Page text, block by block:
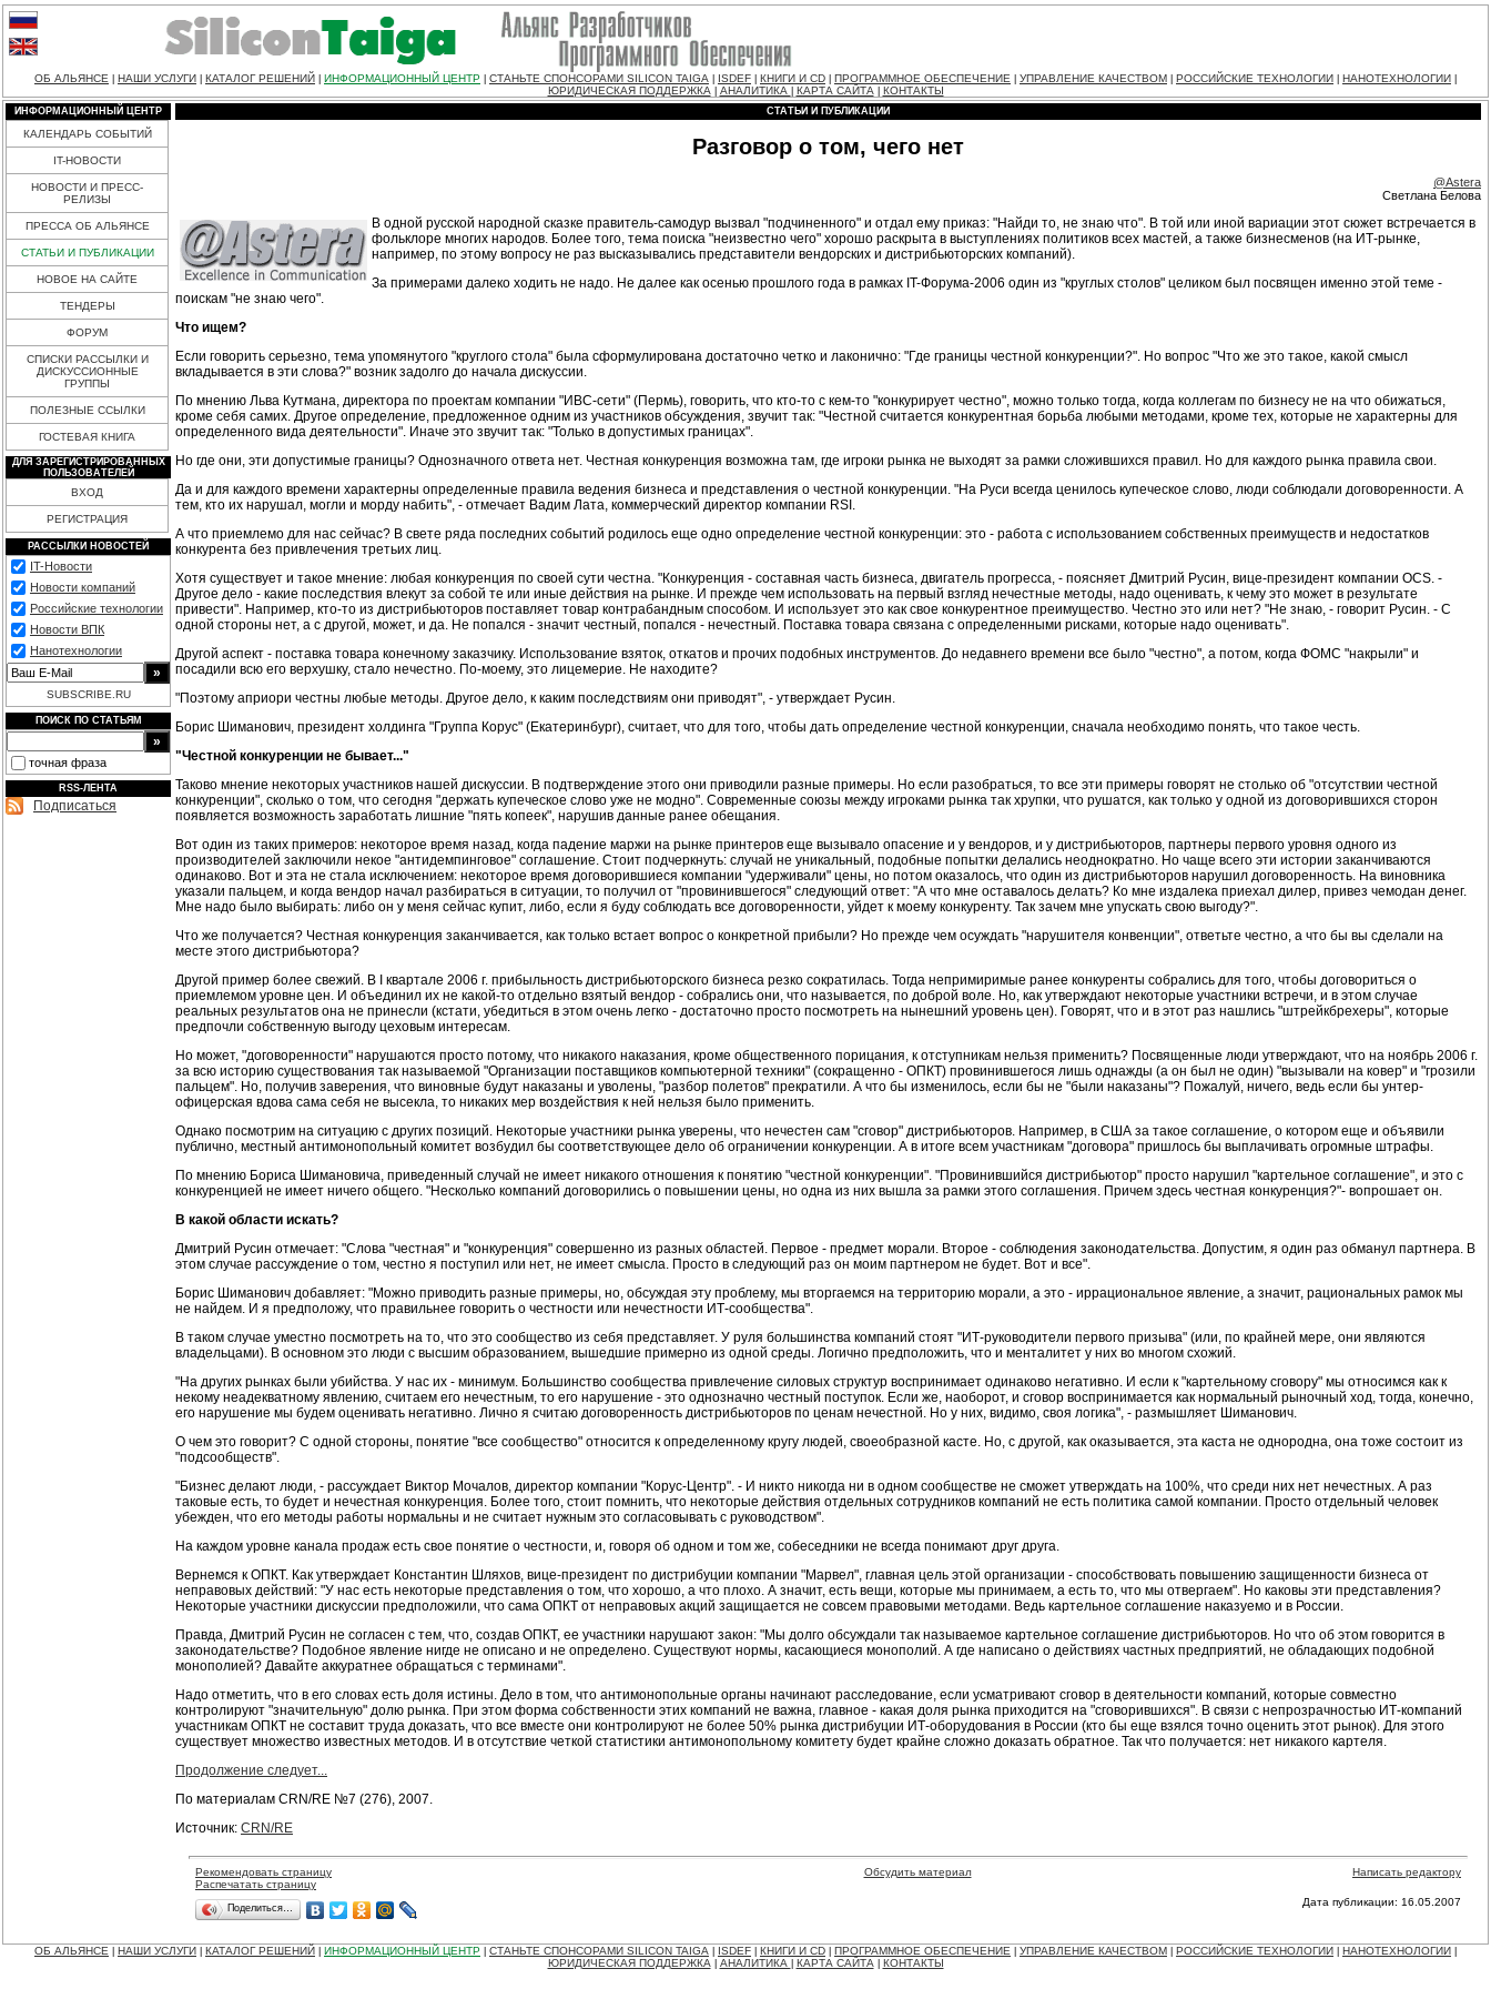
ОБ АЛЬЯНСЕ НАШИ УСЛУГИ КАТАЛОГ РЕШЕНИЙ ИНФОРМАЦИОННЫЙ ЦЕНТР СТАНЬТЕ СПОНСОРАМИ SILICON TAIGA ISDEF КНИГИ И CD ПРОГРАММНОЕ ОБЕСПЕЧЕНИЕ УПРАВЛЕНИЕ КАЧЕСТВОМ РОССИЙСКИЕ ТЕХНОЛОГИИ НАНОТЕХНОЛОГИИ
ЮРИДИЧЕСКАЯ ПОДДЕРЖКА| АНАЛИТИКА КАРТА САЙТА| КОНТАКТЫ
ИНФОРМАЦИОННЫЙ ЦЕНТР
КАЛЕНДАРЬ СОБЫТИЙ
IT-НОВОСТИ
НОВОСТИ И ПРЕСС-
РЕЛИЗЫ
ПРЕССА ОБ АЛЬЯНСЕ
СТАТЬИ И ПУБЛИКАЦИИ
НОВОЕ НА САЙТЕ
ТЕНДЕРЫ
ФОРУМ
СПИСКИ РАССЫЛКИ И
ДИСКУССИОННЫЕ
ГРУППЫ
ПОЛЕЗНЫЕ ССЫЛКИ
ГОСТЕВАЯ КНИГА
ДЛЯ ЗАРЕГИСТРИРОВАННЫХ
ПОЛЬЗОВАТЕЛЕЙ
ВХОД
РЕГИСТРАЦИЯ
РАССЫЛКИ НОВОСТЕЙ
IT-Новости
Новости компаний
Российские технологии
Новости ВПК
Нанотехнологии
SUBSCRIBE.RU
ПОИСК ПО СТАТЬЯМ
точная фраза
RSS-ЛЕНТА
Подписаться
СТАТЬИ И ПУБЛИКАЦИИ
Разговор о том, чего нет
@Astera
Светлана Белова
В одной русской народной сказке правитель-самодур вызвал "подчиненного" и отдал ему приказ: "Найди то, не знаю что". В той или иной вариации этот сюжет встречается в
фольклоре многих народов. Более того, тема поиска "неизвестно чего" хорошо раскрыта в выступлениях политиков всех мастей, а также бизнесменов (на ИТ-рынке,
например, по этому вопросу не раз высказывались представители вендорских и дистрибьюторских компаний).
За примерами далеко ходить не надо. Не далее как осенью прошлого года в рамках IT-Форума-2006 один из "круглых столов" целиком был посвящен именно этой теме -
поискам "не знаю чего".
Что ищем?
Если говорить серьезно, тема упомянутого "круглого стола" была сформулирована достаточно четко и лаконично: "Где границы честной конкуренции?". Но вопрос "Что же это такое, какой смысл
вкладывается в эти слова?" возник задолго до начала дискуссии.
По мнению Льва Кутмана, директора по проектам компании "ИВС-сети" (Пермь), говорить, что кто-то с кем-то "конкурирует честно", можно только тогда, когда коллегам по бизнесу не на что обижаться,
кроме себя самих. Другое определение, предложенное одним из участников обсуждения, звучит так: "Честной считается конкурентная борьба любыми методами, кроме тех, которые не характерны для
определенного вида деятельности". Иначе это звучит так: "Только в допустимых границах".
Но где они, эти допустимые границы? Однозначного ответа нет. Честная конкуренция возможна там, где игроки рынка не выходят за рамки сложившихся правил. Но для каждого рынка правила свои.
Да и для каждого времени характерны определенные правила ведения бизнеса и представления о честной конкуренции. "На Руси всегда ценилось купеческое слово, люди соблюдали договоренности. А
тем, кто их нарушал, могли и морду набить", - отмечает Вадим Лата, коммерческий директор компании RSI.
А что приемлемо для нас сейчас? В свете ряда последних событий родилось еще одно определение честной конкуренции: это - работа с использованием собственных преимуществ и недостатков
конкурента без привлечения третьих лиц.
Хотя существует и такое мнение: любая конкуренция по своей сути честна. "Конкуренция - составная часть бизнеса, двигатель прогресса, - поясняет Дмитрий Русин, вице-президент компании OCS. -
Другое дело - какие последствия влекут за собой те или иные действия на рынке. И прежде чем использовать на первый взгляд нечестные методы, надо оценивать, к чему это может в результате
привести". Например, кто-то из дистрибьюторов поставляет товар контрабандным способом. И использует это как свое конкурентное преимущество. Честно это или нет? "Не знаю, - говорит Русин. - С
одной стороны нет, а с другой, может, и да. Не попался - значит честный, попался - нечестный. Поставка товара связана с определенными рисками, которые надо оценивать".
Другой аспект - поставка товара конечному заказчику. Использование взяток, откатов и прочих подобных инструментов. До недавнего времени все было "честно", а потом, когда ФОМС "накрыли" и
посадили всю его верхушку, стало нечестно. По-моему, это лицемерие. Не находите?
"Поэтому априори честны любые методы. Другое дело, к каким последствиям они приводят", - утверждает Русин.
Борис Шиманович, президент холдинга "Группа Корус" (Екатеринбург), считает, что для того, чтобы дать определение честной конкуренции, сначала необходимо понять, что такое честь.
"Честной конкуренции не бывает..."
Таково мнение некоторых участников нашей дискуссии. В подтверждение этого они приводили разные примеры. Но если разобраться, то все эти примеры говорят не столько об "отсутствии честной
конкуренции", сколько о том, что сегодня "держать купеческое слово уже не модно". Современные союзы между игроками рынка так хрупки, что рушатся, как только у одной из договорившихся сторон
появляется возможность заработать лишние "пять копеек", нарушив данные ранее обещания.
Вот один из таких примеров: некоторое время назад, когда падение маржи на рынке принтеров еще вызывало опасение и у вендоров, и у дистрибьюторов, партнеры первого уровня одного из
производителей заключили некое "антидемпинговое" соглашение. Стоит подчеркнуть: случай не уникальный, подобные попытки делались неоднократно. Но чаще всего эти истории заканчиваются
одинаково. Вот и эта не стала исключением: некоторое время договорившиеся компании "удерживали" цены, но потом оказалось, что один из дистрибьюторов нарушил договоренность. На виновника
указали пальцем, и когда вендор начал разбираться в ситуации, то получил от "провинившегося" следующий ответ: "А что мне оставалось делать? Ко мне издалека приехал дилер, привез чемодан денег.
Мне надо было выбирать: либо он у меня сейчас купит, либо, если я буду соблюдать все договоренности, уйдет к моему конкуренту. Так зачем мне упускать свою выгоду?".
Что же получается? Честная конкуренция заканчивается, как только встает вопрос о конкретной прибыли? Но прежде чем осуждать "нарушителя конвенции", ответьте честно, а что бы вы сделали на
месте этого дистрибьютора?
Другой пример более свежий. В I квартале 2006 г. прибыльность дистрибьюторского бизнеса резко сократилась. Тогда непримиримые ранее конкуренты собрались для того, чтобы договориться о
приемлемом уровне цен. И объединил их не какой-то отдельно взятый вендор - собрались они, что называется, по доброй воле. Но, как утверждают некоторые участники встречи, и в этом случае
реальных результатов она не принесли (кстати, убедиться в этом очень легко - достаточно просто посмотреть на нынешний уровень цен). Говорят, что и в этот раз нашлись "штрейкбрехеры", которые
предпочли собственную выгоду цеховым интересам.
Но может, "договоренности" нарушаются просто потому, что никакого наказания, кроме общественного порицания, к отступникам нельзя применить? Посвященные люди утверждают, что на ноябрь 2006 г.
за всю историю существования так называемой "Организации поставщиков компьютерной техники" (сокращенно - ОПКТ) провинившегося лишь однажды (а он был не один) "вызывали на ковер" и "грозили
пальцем". Но, получив заверения, что виновные будут наказаны и уволены, "разбор полетов" прекратили. А что бы изменилось, если бы не "были наказаны"? Пожалуй, ничего, ведь если бы унтер-
офицерская вдова сама себя не высекла, то никаких мер воздействия к ней нельзя было применить.
Однако посмотрим на ситуацию с других позиций. Некоторые участники рынка уверены, что нечестен сам "сговор" дистрибьюторов. Например, в США за такое соглашение, о котором еще и объявили
публично, местный антимонопольный комитет возбудил бы соответствующее дело об ограничении конкуренции. А в итоге всем участникам "договора" пришлось бы выплачивать огромные штрафы.
По мнению Бориса Шимановича, приведенный случай не имеет никакого отношения к понятию "честной конкуренции". "Провинившийся дистрибьютор" просто нарушил "картельное соглашение", и это с
конкуренцией не имеет ничего общего. "Несколько компаний договорились о повышении цены, но одна из них вышла за рамки этого соглашения. Причем здесь честная конкуренция?"- вопрошает он.
В какой области искать?
Дмитрий Русин отмечает: "Слова "честная" и "конкуренция" совершенно из разных областей. Первое - предмет морали. Второе - соблюдения законодательства. Допустим, я один раз обманул партнера. В
этом случае рассуждение о том, честно я поступил или нет, не имеет смысла. Просто в следующий раз он моим партнером не будет. Вот и все".
Борис Шиманович добавляет: "Можно приводить разные примеры, но, обсуждая эту проблему, мы вторгаемся на территорию морали, а это - иррациональное явление, а значит, рациональных рамок мы
не найдем. И я предположу, что правильнее говорить о честности или нечестности ИТ-сообщества".
В таком случае уместно посмотреть на то, что это сообщество из себя представляет. У руля большинства компаний стоят "ИТ-руководители первого призыва" (или, по крайней мере, они являются
владельцами). В основном это люди с высшим образованием, вышедшие примерно из одной среды. Логично предположить, что и менталитет у них во многом схожий.
"На других рынках были убийства. У нас их - минимум. Большинство сообщества привлечение силовых структур воспринимает одинаково негативно. И если к "картельному сговору" мы относимся как к
некому неадекватному явлению, считаем его нечестным, то его нарушение - это однозначно честный поступок. Если же, наоборот, и сговор воспринимается как нормальный рыночный ход, тогда, конечно,
его нарушение мы будем оценивать негативно. Лично я считаю договоренность дистрибьюторов по ценам нечестной. Но у них, видимо, своя логика", - размышляет Шиманович.
О чем это говорит? С одной стороны, понятие "все сообщество" относится к определенному кругу людей, своеобразной касте. Но, с другой, как оказывается, эта каста не однородна, она тоже состоит из
"подсообществ".
"Бизнес делают люди, - рассуждает Виктор Мочалов, директор компании "Корус-Центр". - И никто никогда ни в одном сообществе не сможет утверждать на 100%, что среди них нет нечестных. А раз
таковые есть, то будет и нечестная конкуренция. Более того, стоит помнить, что некоторые действия отдельных сотрудников компаний не есть политика самой компании. Просто отдельный человек
убежден, что его методы работы нормальны и не считает нужным это согласовывать с руководством".
На каждом уровне канала продаж есть свое понятие о честности, и, говоря об одном и том же, собеседники не всегда понимают друг друга.
Вернемся к ОПКТ. Как утверждает Константин Шляхов, вице-президент по дистрибуции компании "Марвел", главная цель этой организации - способствовать повышению защищенности бизнеса от
неправовых действий: "У нас есть некоторые представления о том, что хорошо, а что плохо. А значит, есть вещи, которые мы принимаем, а есть то, что мы отвергаем". Но каковы эти представления?
Некоторые участники дискуссии предположили, что сама ОПКТ от неправовых акций защищается не совсем правовыми методами. Ведь картельное соглашение наказуемо и в России.
Правда, Дмитрий Русин не согласен с тем, что, создав ОПКТ, ее участники нарушают закон: "Мы долго обсуждали так называемое картельное соглашение дистрибьюторов. Но что об этом говорится в
законодательстве? Подобное явление нигде не описано и не определено. Существуют нормы, касающиеся монополий. А где написано о действиях частных предприятий, не обладающих подобной
монополией? Давайте аккуратнее обращаться с терминами".
Надо отметить, что в его словах есть доля истины. Дело в том, что антимонопольные органы начинают расследование, если усматривают сговор в деятельности компаний, которые совместно
контролируют "значительную" долю рынка. При этом форма собственности этих компаний не важна, главное - какая доля рынка приходится на "сговорившихся". В связи с непрозрачностью ИТ-компаний
участникам ОПКТ не составит труда доказать, что все вместе они контролируют не более 50% рынка дистрибуции ИТ-оборудования в России (кто бы еще взялся точно оценить этот рынок). Для этого
существует множество известных методов. И в отсутствие четкой статистики антимонопольному комитету будет крайне сложно доказать обратное. Так что получается: нет никакого картеля.
Продолжение следует...
По материалам CRN/RE №7 (276), 2007.
Источник: CRN/RE
Рекомендовать страницу Обсудить материал
Написать редактору
Распечатать страницу
Поделиться… Дата публикации: 16.05.2007
ОБ АЛЬЯНСЕ НАШИ УСЛУГИ КАТАЛОГ РЕШЕНИЙ ИНФОРМАЦИОННЫЙ ЦЕНТР СТАНЬТЕ СПОНСОРАМИ SILICON TAIGA ISDEF КНИГИ И CD ПРОГРАММНОЕ ОБЕСПЕЧЕНИЕ УПРАВЛЕНИЕ КАЧЕСТВОМ РОССИЙСКИЕ ТЕХНОЛОГИИ НАНОТЕХНОЛОГИИ
ЮРИДИЧЕСКАЯ ПОДДЕРЖКА| АНАЛИТИКА КАРТА САЙТА| КОНТАКТЫ